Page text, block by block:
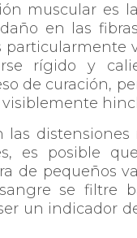
muscular es
en las
rígido y
de curación,
visiblemente
es posible
de pequeños
se filtre
un indicador